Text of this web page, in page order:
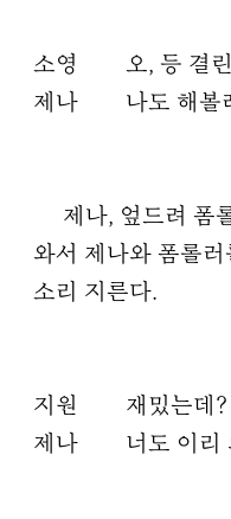
소영
오, 등 결
제나
나도 해볼
제나, 엎드려 폼
와서 제나와 폼롤
소리 지른다.
지원
재밌는데?
제나
너도 이리